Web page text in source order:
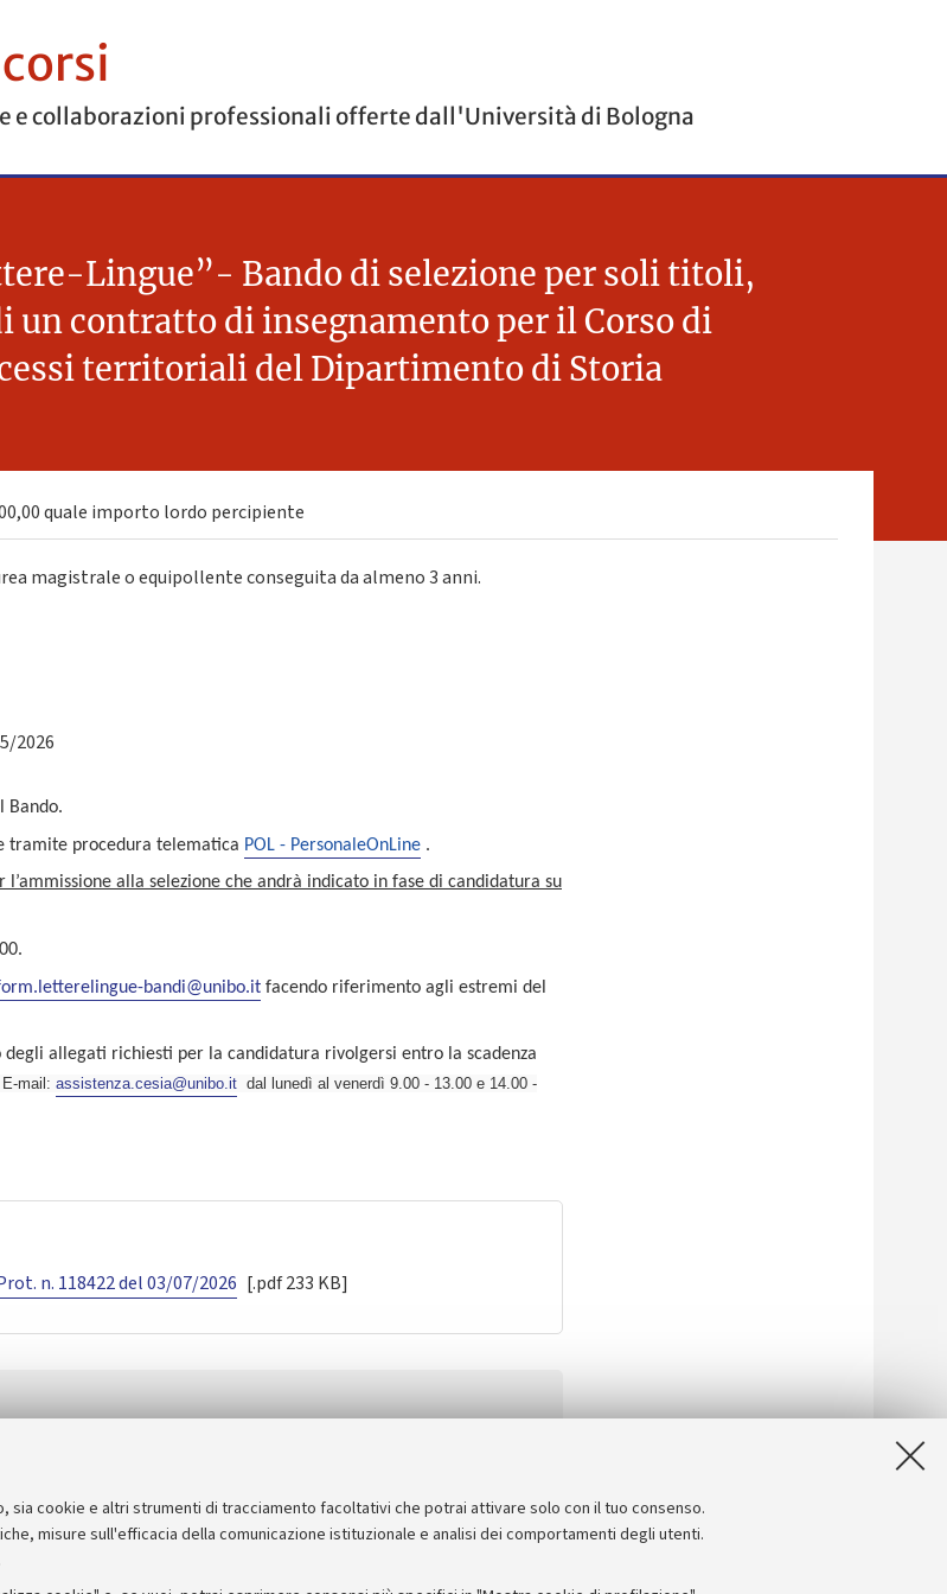
cookie e altri strumenti di tracciamento facoltativi che potrai attivare solo con il tuo consenso.
misure sull'efficacia della comunicazione istituzionale e analisi dei comportamenti degli utenti.
e collaborazioni professionali offerte dall'Università di Bologna
Lingue”- Bando di selezione per soli titoli,
un contratto di insegnamento per il Corso di
territoriali del Dipartimento di Storia
quale importo lordo percipiente
magistrale o equipollente conseguita da almeno 3 anni.
2026
Bando.
tramite procedura telematica POL - PersonaleOnLine .
alla selezione che andrà indicato in fase di candidatura su
bandi@unibo.it facendo riferimento agli estremi del
allegati richiesti per la candidatura rivolgersi entro la scadenza
mail: assistenza.cesia@unibo.it dal lunedì al venerdì 9.00 - 13.00 e 14.00 -
n. 118422 del 03/07/2026 [.pdf 233 KB]